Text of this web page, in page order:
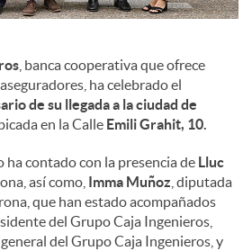
, banca cooperativa que ofrece
ha celebrado el
de su llegada a la ciudad de
en la Calle Emili Grahit, 10.
contado con la presencia de Lluc
así como, Imma Muñoz , diputada
que han estado acompañados
del Grupo Caja Ingenieros,
general del Grupo Caja Ingenieros, y